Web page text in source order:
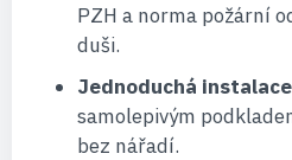
PZH a norma požární
duši.
Jednoduchá instalace
samolepivým
bez nářadí.